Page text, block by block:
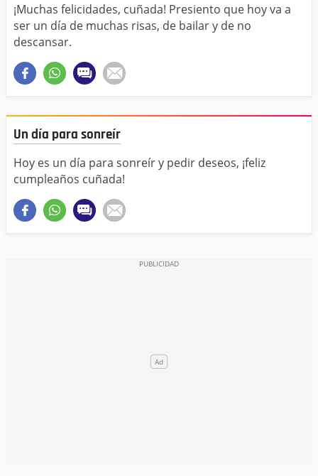
¡Muchas felicidades, cuñada! Presiento que hoy va a
ser un día de muchas risas, de bailar y de no
descansar.
Un día para sonreír
Hoy es un día para sonreír y pedir deseos, ¡feliz
cumpleaños cuñada!